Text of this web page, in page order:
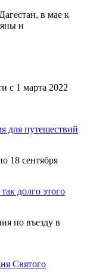
в мае к
и
с 1 марта 2022
для путешествий
18 сентября
долго этого
по въезду в
Святого